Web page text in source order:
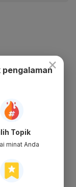
×
Topik
minat Anda